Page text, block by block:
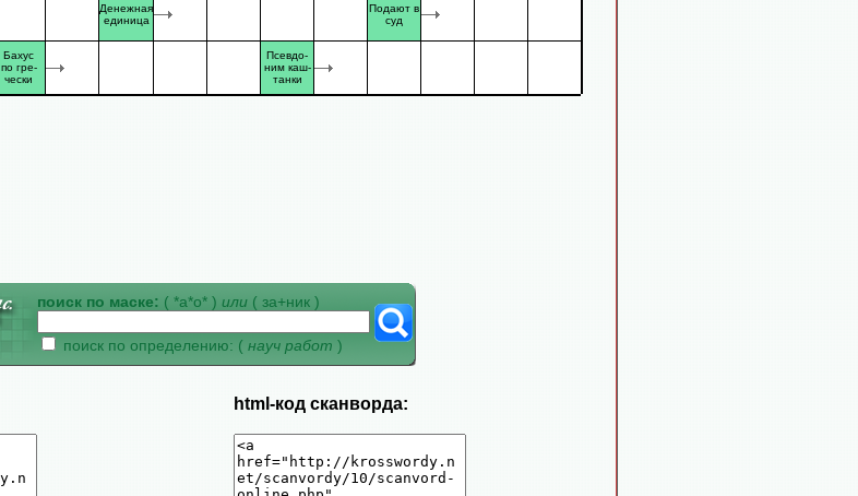
Денежная
единица
Подают в
суд
Бахус
по гре-
чески
Псевдо-
ним каш-
танки
поиск по маске: ( *а*о* ) или ( за+ник )
поиск по определению: ( науч работ )
html-код сканворда: